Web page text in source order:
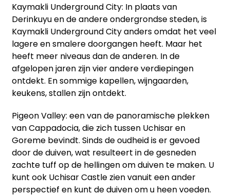
Kaymakli Underground City: In plaats van
Derinkuyu en de andere ondergrondse steden, is
Kaymakli Underground City anders omdat het veel
lagere en smalere doorgangen heeft. Maar het
heeft meer niveaus dan de anderen. In de
afgelopen jaren zijn vier andere verdiepingen
ontdekt. En sommige kapellen, wijngaarden,
keukens, stallen zijn ontdekt.
Pigeon Valley: een van de panoramische plekken
van Cappadocia, die zich tussen Uchisar en
Goreme bevindt. Sinds de oudheid is er gevoed
door de duiven, wat resulteert in de gesneden
zachte tuff op de hellingen om duiven te maken. U
kunt ook Uchisar Castle zien vanuit een ander
perspectief en kunt de duiven om u heen voeden.